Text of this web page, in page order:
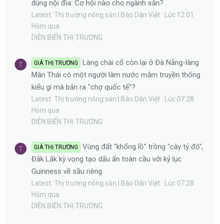
dùng nội địa: Cơ hội nào cho ngành sắn?
Latest: Thị trường nông sản | Báo Dân Việt
Lúc 12:01
Hôm qua
DIỄN BIẾN THỊ TRƯỜNG
T GIÁ THỊ TRƯỜNG
Làng chài cổ còn lại ở Đà Nẵng-làng
Mân Thái có một người làm nước mắm truyền thống
kiểu gì mà bán ra "chợ quốc tế"?
Latest: Thị trường nông sản | Báo Dân Việt
Lúc 07:28
Hôm qua
DIỄN BIẾN THỊ TRƯỜNG
T GIÁ THỊ TRƯỜNG
Vùng đất "khổng lồ" trồng "cây tỷ đô",
Đắk Lắk kỳ vọng tạo dấu ấn toàn cầu với kỷ lục
Guinness về sầu riêng
Latest: Thị trường nông sản | Báo Dân Việt
Lúc 07:28
Hôm qua
DIỄN BIẾN THỊ TRƯỜNG